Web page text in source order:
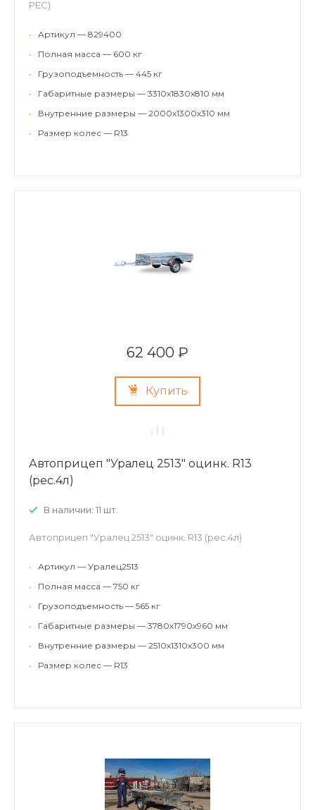
РЕС)
•
Артикул — 829400
•
Полная масса — 600 кг
•
Грузоподъемность — 445 кг
•
Габаритные размеры — 3310х1830х810 мм
•
Внутренние размеры — 2000х1300х310 мм
•
Размер колес — R13
62 400 ₽
Купить
Автоприцеп "Уралец 2513" оцинк. R13
(рес.4л)
В наличии: 11 шт.
Автоприцеп "Уралец 2513" оцинк. R13 (рес.4л)
•
Артикул — Уралец2513
•
Полная масса — 750 кг
•
Грузоподъемность — 565 кг
•
Габаритные размеры — 3780х1790х960 мм
•
Внутренние размеры — 2510х1310х300 мм
•
Размер колес — R13